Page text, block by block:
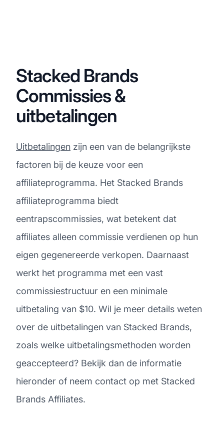
Stacked Brands
Commissies &
uitbetalingen
Uitbetalingen zijn een van de belangrijkste
factoren bij de keuze voor een
affiliateprogramma. Het Stacked Brands
affiliateprogramma biedt
eentrapscommissies, wat betekent dat
affiliates alleen commissie verdienen op hun
eigen gegenereerde verkopen. Daarnaast
werkt het programma met een vast
commissiestructuur en een minimale
uitbetaling van $10. Wil je meer details weten
over de uitbetalingen van Stacked Brands,
zoals welke uitbetalingsmethoden worden
geaccepteerd? Bekijk dan de informatie
hieronder of neem contact op met Stacked
Brands Affiliates.